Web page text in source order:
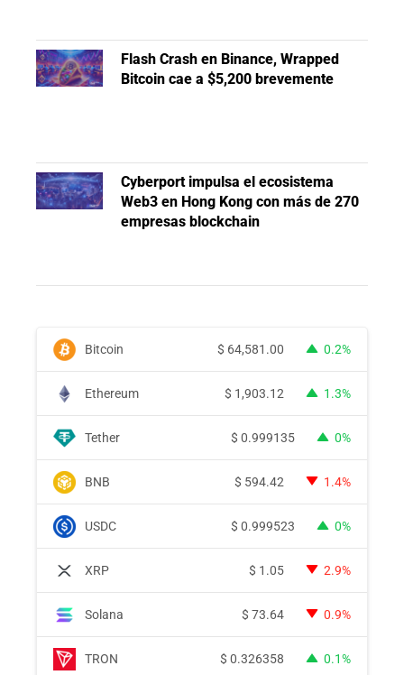
Flash Crash en Binance, Wrapped
Bitcoin cae a $5,200 brevemente
Cyberport impulsa el ecosistema
Web3 en Hong Kong con más de 270
empresas blockchain
Bitcoin $ 64,581.00 0.2%
Ethereum $ 1,903.12 1.3%
Tether $ 0.999135 0%
BNB $ 594.42 1.4%
USDC $ 0.999523 0%
XRP $ 1.05 2.9%
Solana $ 73.64 0.9%
TRON $ 0.326358 0.1%